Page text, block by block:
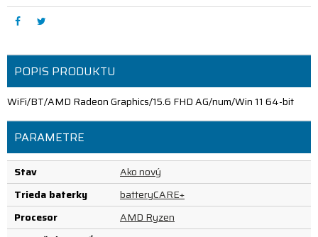
POPIS PRODUKTU
WiFi/BT/AMD Radeon Graphics/15.6 FHD AG/num/Win 11 64-bit
PARAMETRE
Stav
Ako nový
Trieda baterky
batteryCARE+
Procesor
AMD Ryzen